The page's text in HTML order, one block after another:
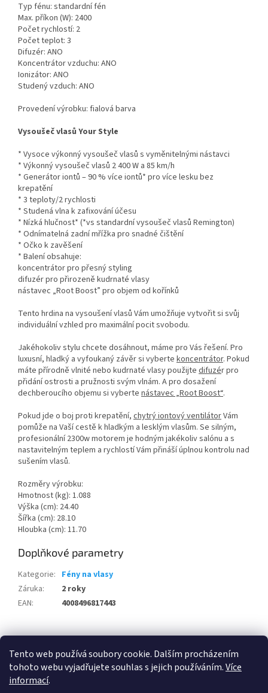
Tento web používá soubory cookie. Dalším procházením
tohoto webu vyjadřujete souhlas s jejich používáním.Více
informací.
Typ fénu: standardní fén
Max. příkon (W): 2400
Počet rychlostí: 2
Počet teplot: 3
Difuzér: ANO
Koncentrátor vzduchu: ANO
Ionizátor: ANO
Studený vzduch: ANO
Provedení výrobku: fialová barva
Vysoušeč vlasů Your Style
* Vysoce výkonný vysoušeč vlasů s vyměnitelnými nástavci
* Výkonný vysoušeč vlasů 2 400 W a 85 km/h
* Generátor iontů – 90 % více iontů* pro více lesku bez
krepatění
* 3 teploty/2 rychlosti
* Studená vlna k zafixování účesu
* Nízká hlučnost* (*vs standardní vysoušeč vlasů Remington)
* Odnímatelná zadní mřížka pro snadné čištění
* Očko k zavěšení
* Balení obsahuje:
koncentrátor pro přesný styling
difuzér pro přirozeně kudrnaté vlasy
nástavec „Root Boost” pro objem od kořínků
Tento hrdina na vysoušení vlasů Vám umožňuje vytvořit si svůj
individuální vzhled pro maximální pocit svobodu.
Jakéhokoliv stylu chcete dosáhnout, máme pro Vás řešení. Pro
luxusní, hladký a vyfoukaný závěr si vyberte koncentrátor. Pokud
máte přírodně vlnité nebo kudrnaté vlasy použijte difuzér pro
přidání ostrosti a pružnosti svým vlnám. A pro dosažení
dechberoucího objemu si vyberte nástavec „Root Boost“.
Pokud jde o boj proti krepatění, chytrý iontový ventilátorVám
pomůže na Vaší cestě k hladkým a lesklým vlasům. Se silným,
profesionální 2300w motorem je hodným jakékoliv salónu a s
nastavitelným teplem a rychlostí Vám přináší úplnou kontrolu nad
sušením vlasů.
Rozměry výrobku:
Hmotnost (kg): 1.088
Výška (cm): 24.40
Šířka (cm): 28.10
Hloubka (cm): 11.70
Doplňkové parametry
Kategorie: Fény na vlasy
Záruka:
2 roky
EAN: 4008496817443
Z
100 % zákazníků Heureka.cz nás doporučuje! Zboží.cz Firmy.cz